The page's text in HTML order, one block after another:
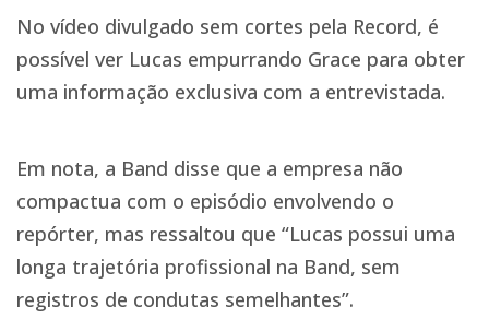
No vídeo divulgado sem cortes pela Record, é
possível ver Lucas empurrando Grace para obter
uma informação exclusiva com a entrevistada.
Em nota, a Band disse que a empresa não
compactua com o episódio envolvendo o
repórter, mas ressaltou que “Lucas possui uma
longa trajetória profissional na Band, sem
registros de condutas semelhantes”.